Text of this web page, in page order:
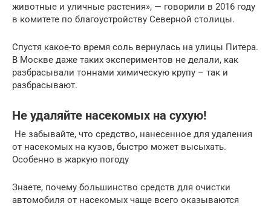
животные и уличные растения», — говорили в 2016 году
в комитете по благоустройству Северной столицы.
Спустя какое-то время соль вернулась на улицы Питера.
В Москве даже таких экспериментов не делали, как
разбрасывали тоннами химическую крупу – так и
разбрасывают.
Не удаляйте насекомых на сухую!
Не забывайте, что средство, нанесенное для удаления
от насекомых на кузов, быстро может высыхать.
Особенно в жаркую погоду
Знаете, почему большинство средств для очистки
автомобиля от насекомых чаще всего оказываются